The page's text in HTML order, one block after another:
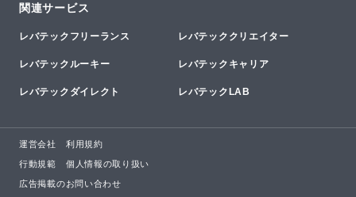
関連サービス
レバテックフリーランス レバテッククリエイター
レバテックルーキー レバテックキャリア
レバテックダイレクト レバテックLAB
運営会社 利用規約
行動規範 個人情報の取り扱い
広告掲載のお問い合わせ